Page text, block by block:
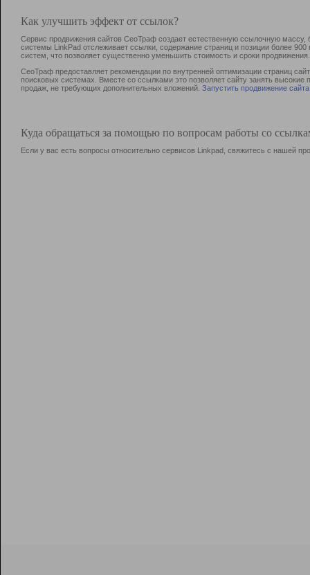
Как улучшить эффект от ссылок?
Сервис продвижения сайтов СеоТраф создает естественную ссылочную
системы LinkPad отслеживает ссылки, содержание страниц и позиции более
систем, что позволяет существенно уменьшить стоимость и сроки продвижения.
СеоТраф предоставляет рекомендации по внутренней оптимизации страниц
поисковых системах. Вместе со ссылками это позволяет сайту занять
продаж, не требующих дополнительных вложений. Запустить продвижение сайта
Куда обращаться за помощью по вопросам работы со
Если у вас есть вопросы относительно сервисов Linkpad, свяжитесь с нашей